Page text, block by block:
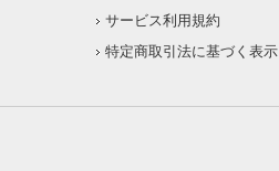
サービス利用規約
特定商取引法に基づく表示